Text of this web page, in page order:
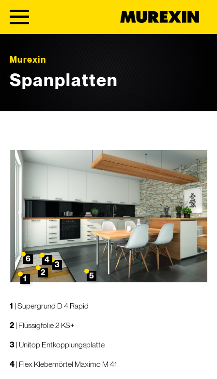
Murexin
Spanplatten
1
2
3
4
5
6
1 Supergrund D 4 Rapid
2 Flüssigfolie 2 KS+
3 Unitop Entkopplungsplatte
4 Flex Klebemörtel Maximo M 41